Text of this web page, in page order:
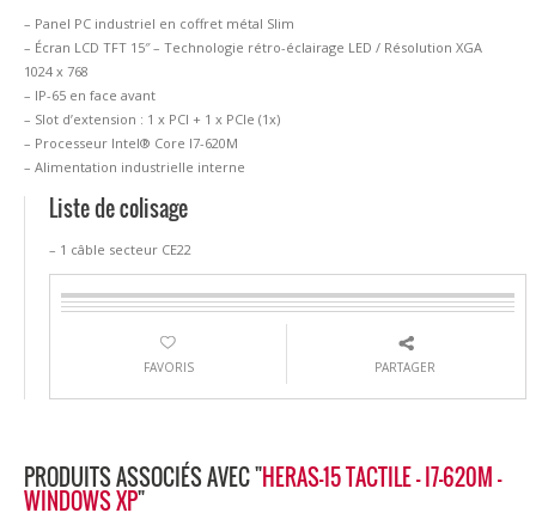
– Panel PC industriel en coffret métal Slim
– Écran LCD TFT 15″ – Technologie rétro-éclairage LED / Résolution XGA
1024 x 768
– IP-65 en face avant
– Slot d’extension : 1 x PCI + 1 x PCIe (1x)
– Processeur Intel® Core I7-620M
– Alimentation industrielle interne
Liste de colisage
– 1 câble secteur CE22
FAVORIS PARTAGER
PRODUITS ASSOCIÉS AVEC "HERAS-15 TACTILE - I7-620M -
WINDOWS XP"